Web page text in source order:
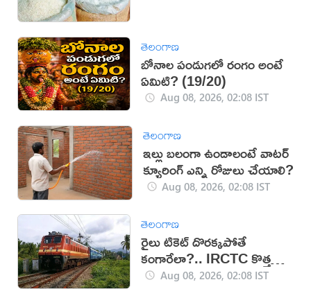
తెలంగాణ
బోనాల పండుగలో రంగం అంటే
ఏమిటి? (19/20)
Aug 08, 2026, 02:08 IST
తెలంగాణ
ఇల్లు బలంగా ఉండాలంటే వాటర్
క్యూరింగ్ ఎన్ని రోజులు చేయాలి?
Aug 08, 2026, 02:08 IST
తెలంగాణ
రైలు టికెట్ దొరక్కపోతే
కంగారేలా?.. IRCTC కొత్త
సదుపాయంతో టెన్షన్‌కు చెక్
Aug 08, 2026, 02:08 IST